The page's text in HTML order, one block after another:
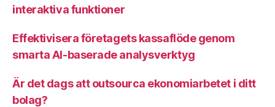
interaktiva funktioner
Effektivisera företagets kassaflöde genom
smarta AI-baserade analysverktyg
Är det dags att outsourca ekonomiarbetet i ditt
bolag?